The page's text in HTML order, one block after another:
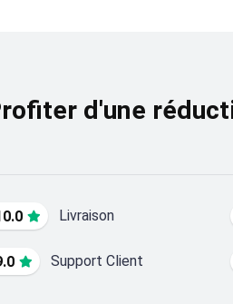
d'une
Livraison
Support Client